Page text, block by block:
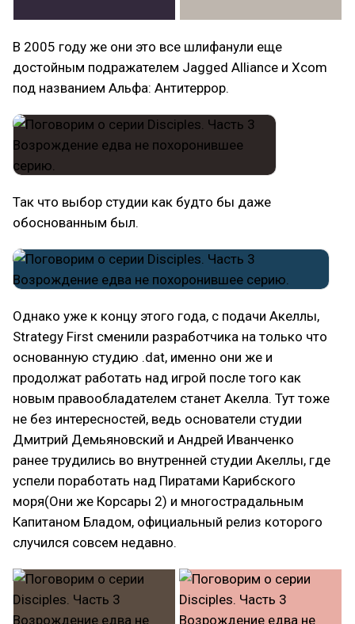
В 2005 году же они это все шлифанули еще
достойным подражателем Jagged Alliance и Xcom
под названием Альфа: Антитеррор.
Так что выбор студии как будто бы даже
обоснованным был.
Однако уже к концу этого года, с подачи Акеллы,
Strategy First сменили разработчика на только что
основанную студию .dat, именно они же и
продолжат работать над игрой после того как
новым правообладателем станет Акелла. Тут тоже
не без интересностей, ведь основатели студии
Дмитрий Демьяновский и Андрей Иванченко
ранее трудились во внутренней студии Акеллы, где
успели поработать над Пиратами Карибского
моря(Они же Корсары 2) и многострадальным
Капитаном Бладом, официальный релиз которого
случился совсем недавно.